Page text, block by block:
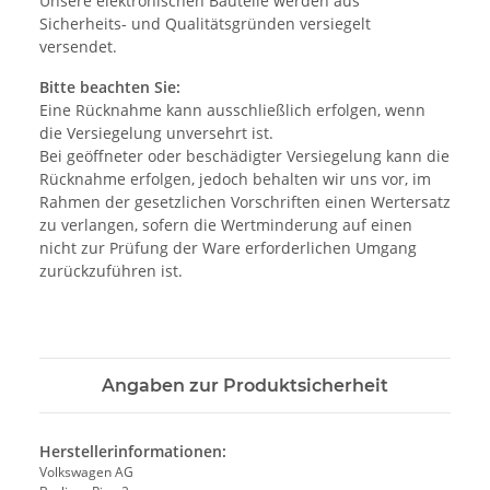
Sicherheits- und Qualitätsgründen versiegelt
versendet.
Bitte beachten Sie:
Eine Rücknahme kann ausschließlich erfolgen, wenn
die Versiegelung unversehrt ist.
Bei geöffneter oder beschädigter Versiegelung kann die
Rücknahme erfolgen, jedoch behalten wir uns vor, im
Rahmen der gesetzlichen Vorschriften einen Wertersatz
zu verlangen, sofern die Wertminderung auf einen
nicht zur Prüfung der Ware erforderlichen Umgang
zurückzuführen ist.
Angaben zur Produktsicherheit
Herstellerinformationen:
Volkswagen AG